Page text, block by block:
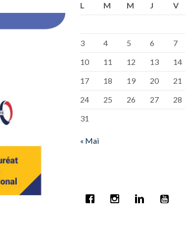
L
M M J V
3
4 5 6 7
10
11 12 13 14
17
18 19 20 21
24
25 26 27 28
31
« Mai